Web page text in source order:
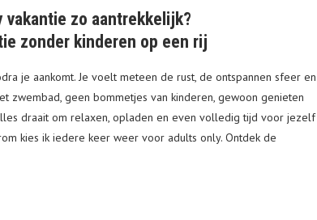
vakantie zo aantrekkelijk?
zonder kinderen op een rij
je aankomt. Je voelt meteen de rust, de ontspannen sfeer en
zwembad, geen bommetjes van kinderen, gewoon genieten
draait om relaxen, opladen en even volledig tijd voor jezelf
kies ik iedere keer weer voor adults only. Ontdek de